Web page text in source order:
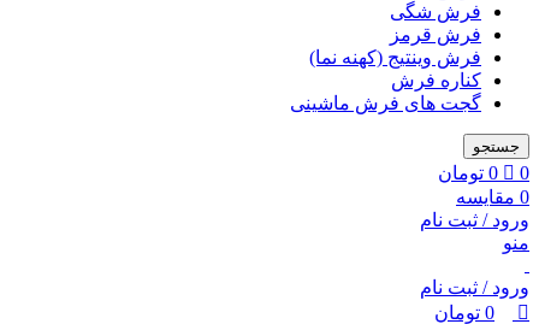
فرش شگی
فرش قرمز
فرش وینتیج (کهنه نما)
کناره فرش
گجت های فرش ماشینی
جستجو
0
0 تومان
0 مقایسه
ورود / ثبت نام
منو
ورود / ثبت نام
0 تومان